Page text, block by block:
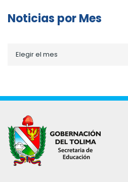
Noticias por Mes
porElegir el mes